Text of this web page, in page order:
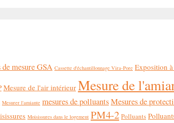
mesure GSA Cassette d'échantillonnage Vira-Pore Exposition
Mesure de l'air intérieur Mesure de
Mesurer l'amiante mesures de polluantsMesures de
Moisissures dans le logement PM4-2 Polluants